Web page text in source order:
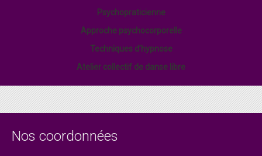
Psychopraticienne
Approche psychocorporelle
Techniques d’hypnose
Atelier collectif de danse libre
Nos coordonnées